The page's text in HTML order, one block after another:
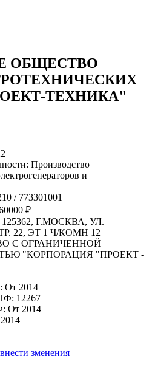
ОБЩЕСТВО
ТЕХНИКА"
Производство
и
/ 773301001
₽
125362, Г.МОСКВА, УЛ.
22, ЭТ 1 Ч/КОМН 12
С ОГРАНИЧЕННОЙ
"КОРПОРАЦИЯ "ПРОЕКТ -
От 2014
12267
От 2014
внести зменения